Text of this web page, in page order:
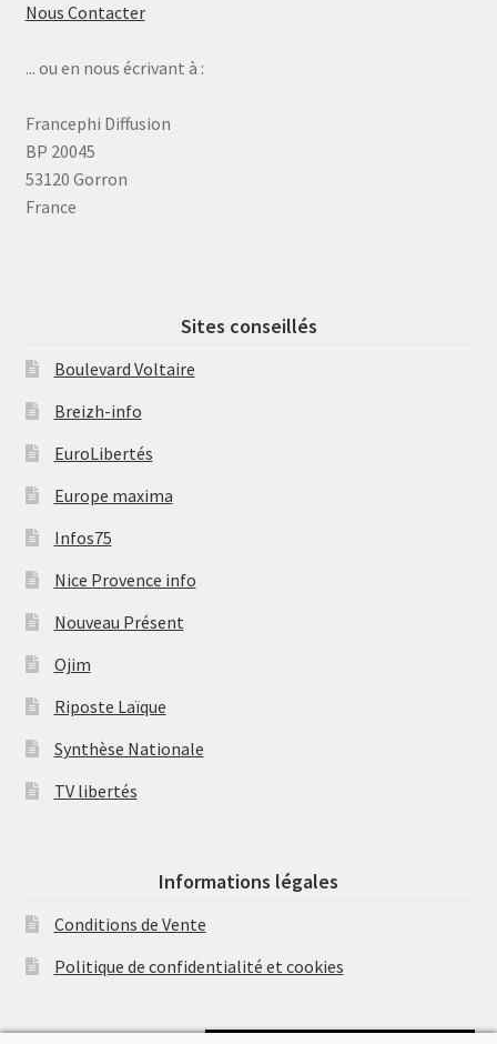
Nous Contacter
... ou en nous écrivant à :
Francephi Diffusion
BP 20045
53120 Gorron
France
Sites conseillés
Boulevard Voltaire
Breizh-info
EuroLibertés
Europe maxima
Infos75
Nice Provence info
Nouveau Présent
Ojim
Riposte Laïque
Synthèse Nationale
TV libertés
Informations légales
Conditions de Vente
Politique de confidentialité et cookies